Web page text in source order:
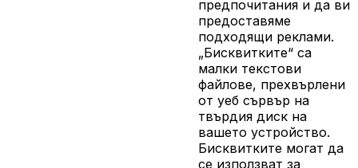
предпочитания и да ви
предоставяме
подходящи реклами.
„Бисквитките“ са
малки текстови
файлове, прехвърлени
от уеб сървър на
твърдия диск на
вашето устройство.
Бисквитките могат да
се използват за